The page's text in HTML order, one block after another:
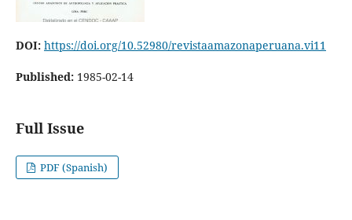
DOI: https://doi.org/10.52980/revistaamazonaperuana.vi11
Published: 1985-02-14
Full Issue
PDF (Spanish)